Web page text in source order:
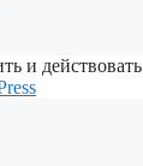
и действовать